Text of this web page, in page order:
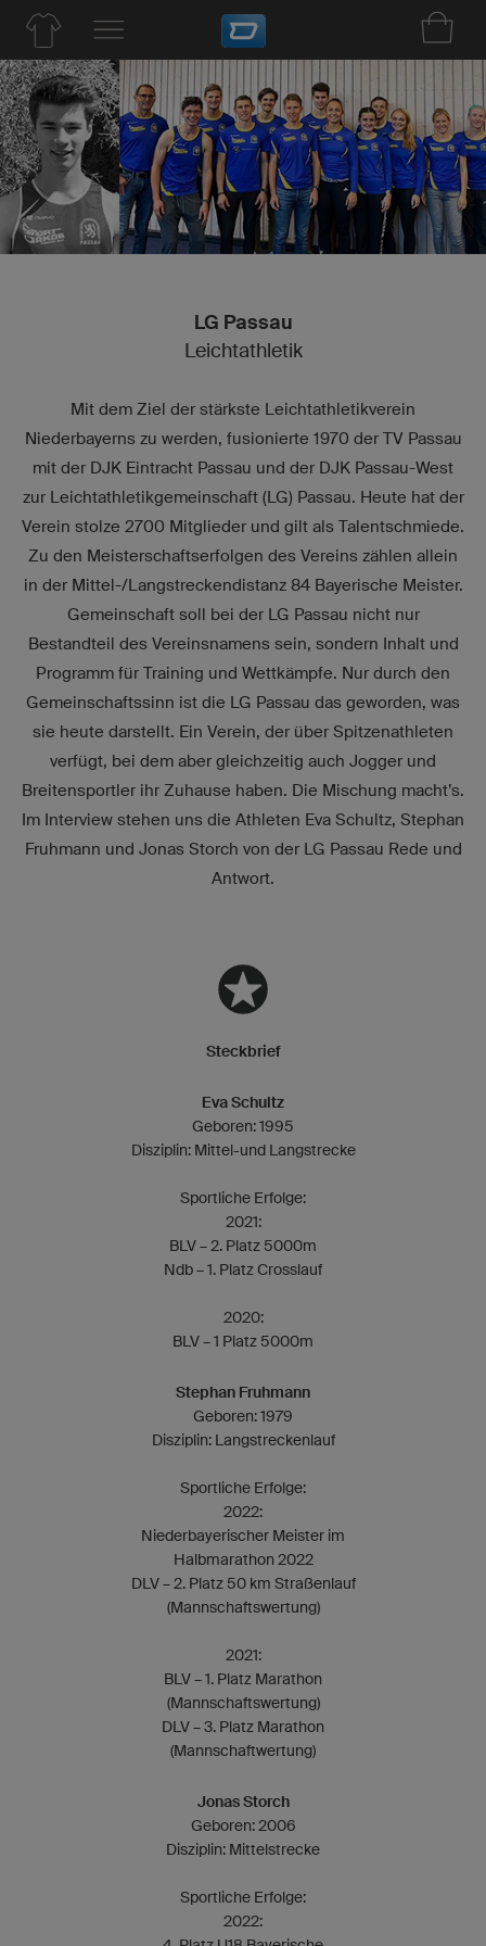
LG Passau
Leichtathletik
Mit dem Ziel der stärkste Leichtathletikverein
Niederbayerns zu werden, fusionierte 1970 der TV Passau
mit der DJK Eintracht Passau und der DJK Passau-West
zur Leichtathletikgemeinschaft (LG) Passau. Heute hat der
Verein stolze 2700 Mitglieder und gilt als Talentschmiede.
Zu den Meisterschaftserfolgen des Vereins zählen allein
in der Mittel-/Langstreckendistanz 84 Bayerische Meister.
Gemeinschaft soll bei der LG Passau nicht nur
Bestandteil des Vereinsnamens sein, sondern Inhalt und
Programm für Training und Wettkämpfe. Nur durch den
Gemeinschaftssinn ist die LG Passau das geworden, was
sie heute darstellt. Ein Verein, der über Spitzenathleten
verfügt, bei dem aber gleichzeitig auch Jogger und
Breitensportler ihr Zuhause haben. Die Mischung macht’s.
Im Interview stehen uns die Athleten Eva Schultz, Stephan
Fruhmann und Jonas Storch von der LG Passau Rede und
Antwort.
Steckbrief
Eva Schultz
Geboren: 1995
Disziplin: Mittel-und Langstrecke
Sportliche Erfolge:
2021:
BLV – 2. Platz 5000m
Ndb – 1. Platz Crosslauf
2020:
BLV – 1 Platz 5000m
Stephan Fruhmann
Geboren: 1979
Disziplin: Langstreckenlauf
Sportliche Erfolge:
2022:
Niederbayerischer Meister im
Halbmarathon 2022
DLV – 2. Platz 50 km Straßenlauf
(Mannschaftswertung)
2021:
BLV – 1. Platz Marathon
(Mannschaftswertung)
DLV – 3. Platz Marathon
(Mannschaftwertung)
Jonas Storch
Geboren: 2006
Disziplin: Mittelstrecke
Sportliche Erfolge:
2022: